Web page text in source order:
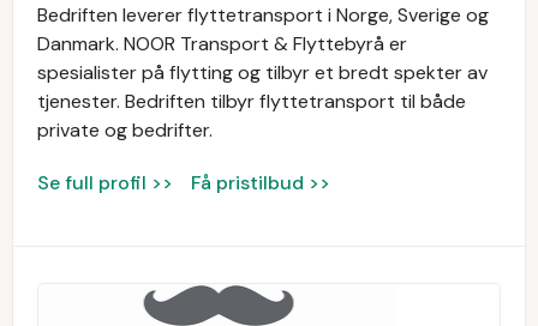
Bedriften leverer flyttetransport i Norge, Sverige og
Danmark. NOOR Transport & Flyttebyrå er
spesialister på flytting og tilbyr et bredt spekter av
tjenester. Bedriften tilbyr flyttetransport til både
private og bedrifter.
Se full profil >> Få pristilbud >>